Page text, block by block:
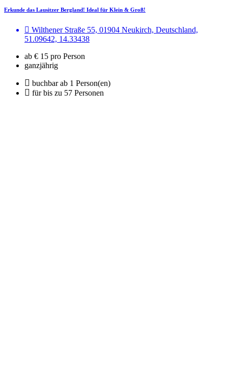
Erkunde das Lausitzer Bergland! Ideal für Klein & Groß!
Wilthener Straße 55, 01904 Neukirch, Deutschland,
51.09642, 14.33438
ab € 15 pro Person
ganzjährig
buchbar ab 1 Person(en)
für bis zu 57 Personen